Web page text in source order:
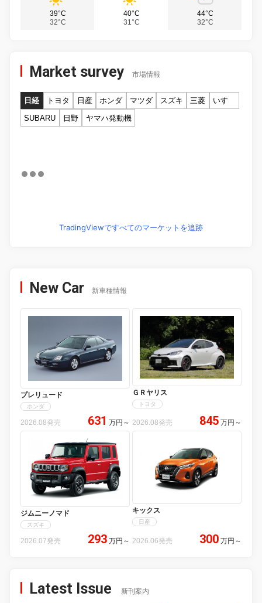
39°C
32°C
40°C
31°C
44°C
32°C
Market survey 市場情報
日経 トヨタ 日産 ホンダ マツダ スズキ 三菱
いすゞ
SUBARU
日野 ヤマハ発動機
TradingViewですべてのマーケットを追跡
New Car 新車種情報
プレリュード
ホンダ
2026.08発売 631 万円 ～
ＧＲヤリス
トヨタ
2026.08発売 845 万円 ～
ジムニーノマド
スズキ
2026.07発売 293 万円 ～
キックス
日産
2026.06発売 300 万円 ～
Latest Issue 新刊案内